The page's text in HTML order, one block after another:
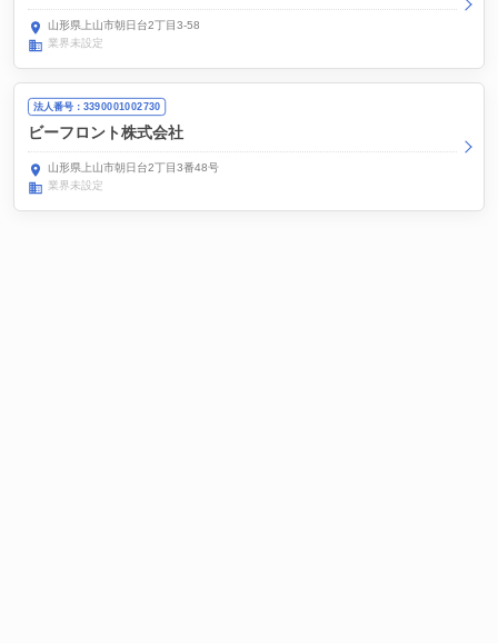
山形県上山市朝日台2丁目3-58
業界未設定
法人番号：3390001002730
ビーフロント株式会社
山形県上山市朝日台2丁目3番48号
業界未設定